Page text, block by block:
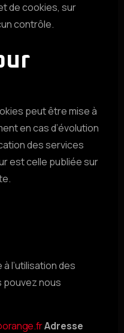
de cookies, sur
contrôle.
peut être mise à
en cas d’évolution
des services
est celle publiée sur
l’utilisation des
pouvez nous
Adresse